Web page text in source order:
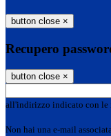
button close ×
Recupero
button close ×
all'indirizzo indicato con le
Non hai una e-mail